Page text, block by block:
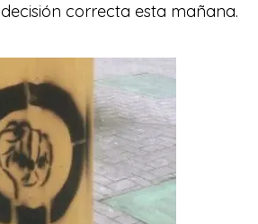
correcta esta mañana.